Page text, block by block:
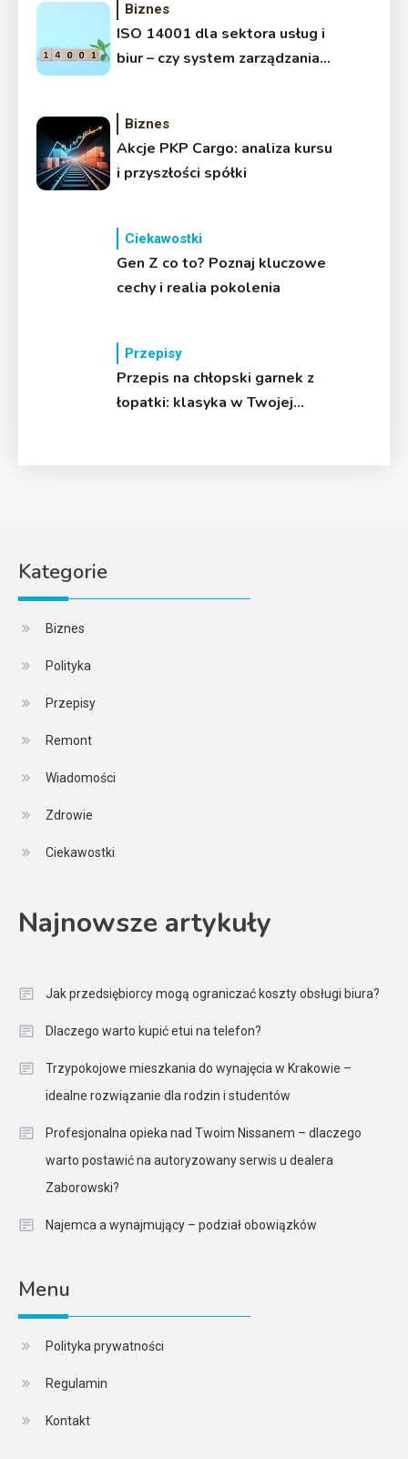
Biznes
ISO 14001 dla sektora usług i
biur – czy system zarządzania
Biznes
Akcje PKP Cargo: analiza kursu
i przyszłości spółki
Ciekawostki
Gen Z co to? Poznaj kluczowe
cechy i realia pokolenia
Przepisy
Przepis na chłopski garnek z
łopatki: klasyka w Twojej
Kategorie
Biznes
Polityka
Przepisy
Remont
Wiadomości
Zdrowie
Ciekawostki
Najnowsze artykuły
Jak przedsiębiorcy mogą ograniczać koszty obsługi biura?
Dlaczego warto kupić etui na telefon?
Trzypokojowe mieszkania do wynajęcia w Krakowie –
idealne rozwiązanie dla rodzin i studentów
Profesjonalna opieka nad Twoim Nissanem – dlaczego
warto postawić na autoryzowany serwis u dealera
Zaborowski?
Najemca a wynajmujący – podział obowiązków
Menu
Polityka prywatności
Regulamin
Kontakt